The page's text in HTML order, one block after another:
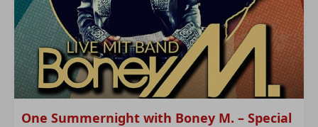
One Summernight with Boney M. – Special